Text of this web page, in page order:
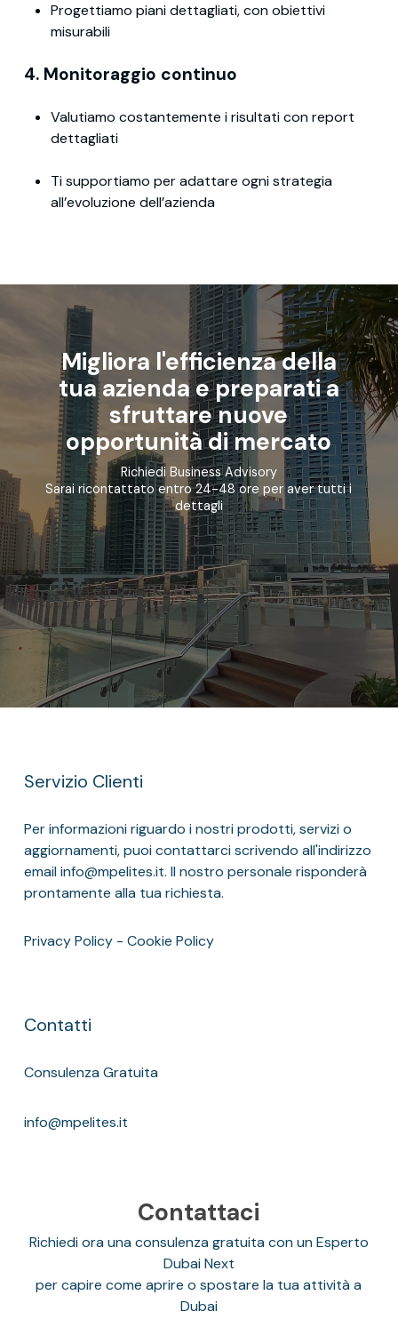
Progettiamo piani dettagliati, con obiettivi
misurabili
4. Monitoraggio continuo
Valutiamo costantemente i risultati con report
dettagliati
Ti supportiamo per adattare ogni strategia
all’evoluzione dell’azienda
Migliora l'efficienza della
tua azienda e preparati a
sfruttare nuove
opportunità di mercato
Richiedi Business Advisory
Sarai ricontattato entro 24-48 ore per aver tutti i
dettagli
Servizio Clienti
Per informazioni riguardo i nostri prodotti, servizi o
aggiornamenti, puoi contattarci scrivendo all'indirizzo
email info@mpelites.it. Il nostro personale risponderà
prontamente alla tua richiesta.
Privacy Policy- Cookie Policy
Contatti
Consulenza Gratuita
info@mpelites.it
Contattaci
Richiedi ora una consulenza gratuita con un Esperto
Dubai Next
per capire come aprire o spostare la tua attività a
Dubai